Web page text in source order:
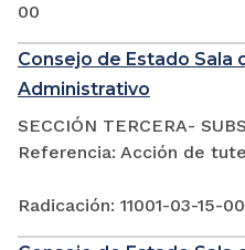
00
Consejo de Estado Sala
Administrativo
SECCIÓN TERCERA-
Referencia: Acción de
Radicación: 11001-03-15-